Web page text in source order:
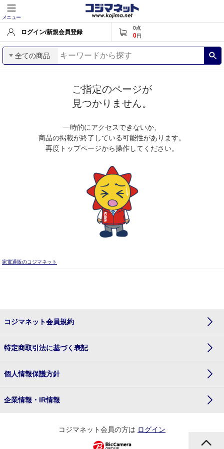
メニュー
ログイン/新規会員登録
0点
0円
全ての商品
ご指定のページが
見つかりません。
一時的にアクセスできないか、
商品の掲載が終了している可能性があります。
再度トップページから操作してください。
家電通販のコジマネット
コジマネット会員規約
特定商取引法に基づく表記
個人情報保護方針
企業情報・IR情報
コジマネット会員の方は ログイン